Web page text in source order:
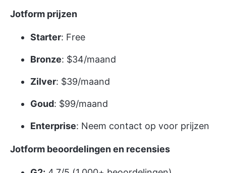
Jotform prijzen
Starter: Free
Bronze: $34/maand
Zilver: $39/maand
Goud: $99/maand
Enterprise: Neem contact op voor prijzen
Jotform beoordelingen en recensies